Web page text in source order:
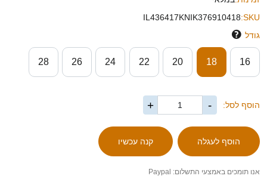
SKU:
IL436417KNIK376910418
גודל
16
18
20
22
24
26
28
הוסף לסל: -
+
אנו תומכים באמצעי התשלום: Paypal